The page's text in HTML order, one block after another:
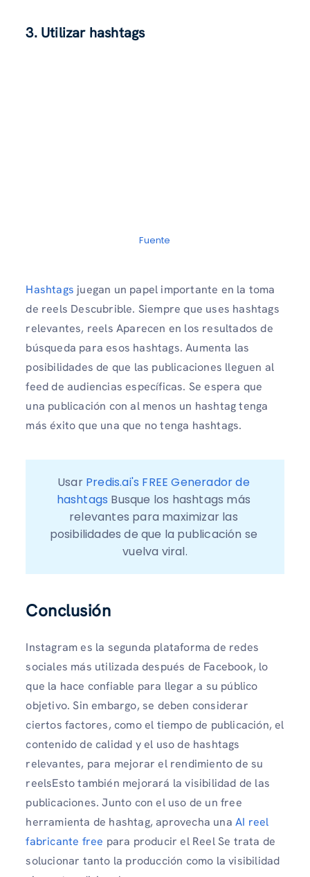
3. Utilizar hashtags
Fuente
Hashtags juegan un papel importante en la toma
de reels Descubrible. Siempre que uses hashtags
relevantes, reels Aparecen en los resultados de
búsqueda para esos hashtags. Aumenta las
posibilidades de que las publicaciones lleguen al
feed de audiencias específicas. Se espera que
una publicación con al menos un hashtag tenga
más éxito que una que no tenga hashtags.
Usar Predis.ai's FREE Generador de
hashtags Busque los hashtags más
relevantes para maximizar las
posibilidades de que la publicación se
vuelva viral.
Conclusión
Instagram es la segunda plataforma de redes
sociales más utilizada después de Facebook, lo
que la hace confiable para llegar a su público
objetivo. Sin embargo, se deben considerar
ciertos factores, como el tiempo de publicación, el
contenido de calidad y el uso de hashtags
relevantes, para mejorar el rendimiento de su
reelsEsto también mejorará la visibilidad de las
publicaciones. Junto con el uso de un free
herramienta de hashtag, aprovecha una AI reel
fabricante free para producir el Reel Se trata de
solucionar tanto la producción como la visibilidad